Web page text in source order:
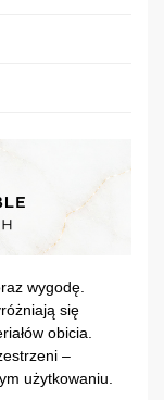
wygodę.
się
obicia.
–
użytkowaniu.